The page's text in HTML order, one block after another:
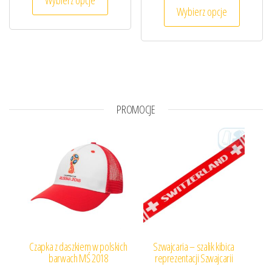
Wybierz opcje
PROMOCJE
Czapka z daszkiem w polskich
barwach MŚ 2018
Szwajcaria – szalik kibica
reprezentacji Szwajcarii